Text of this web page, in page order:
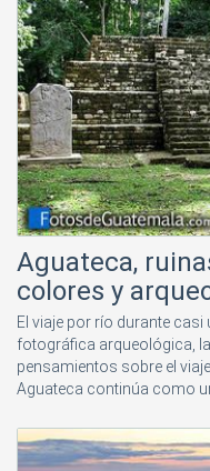
Aguateca,
colores y
El viaje por río durante
fotográfica arqueológica,
pensamientos sobre el
Aguateca continúa como